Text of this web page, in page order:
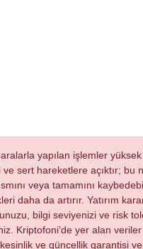
yapılan işlemler
ve sert hareketlere açıktır; bu
veya tamamını
daha da artırır. Yatırım
bilgi seviyenizi ve risk
Kriptofoni’de yer alan
ve güncellik garantisi